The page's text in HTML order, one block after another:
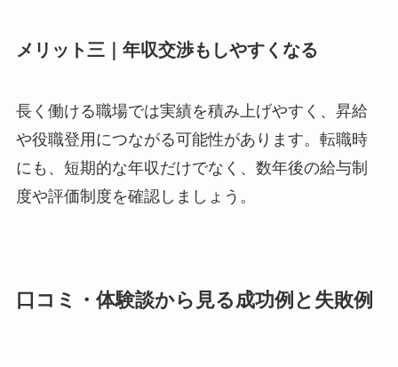
メリット三｜年収交渉もしやすくなる
長く働ける職場では実績を積み上げやすく、昇給
や役職登用につながる可能性があります。転職時
にも、短期的な年収だけでなく、数年後の給与制
度や評価制度を確認しましょう。
口コミ・体験談から見る成功例と失敗例